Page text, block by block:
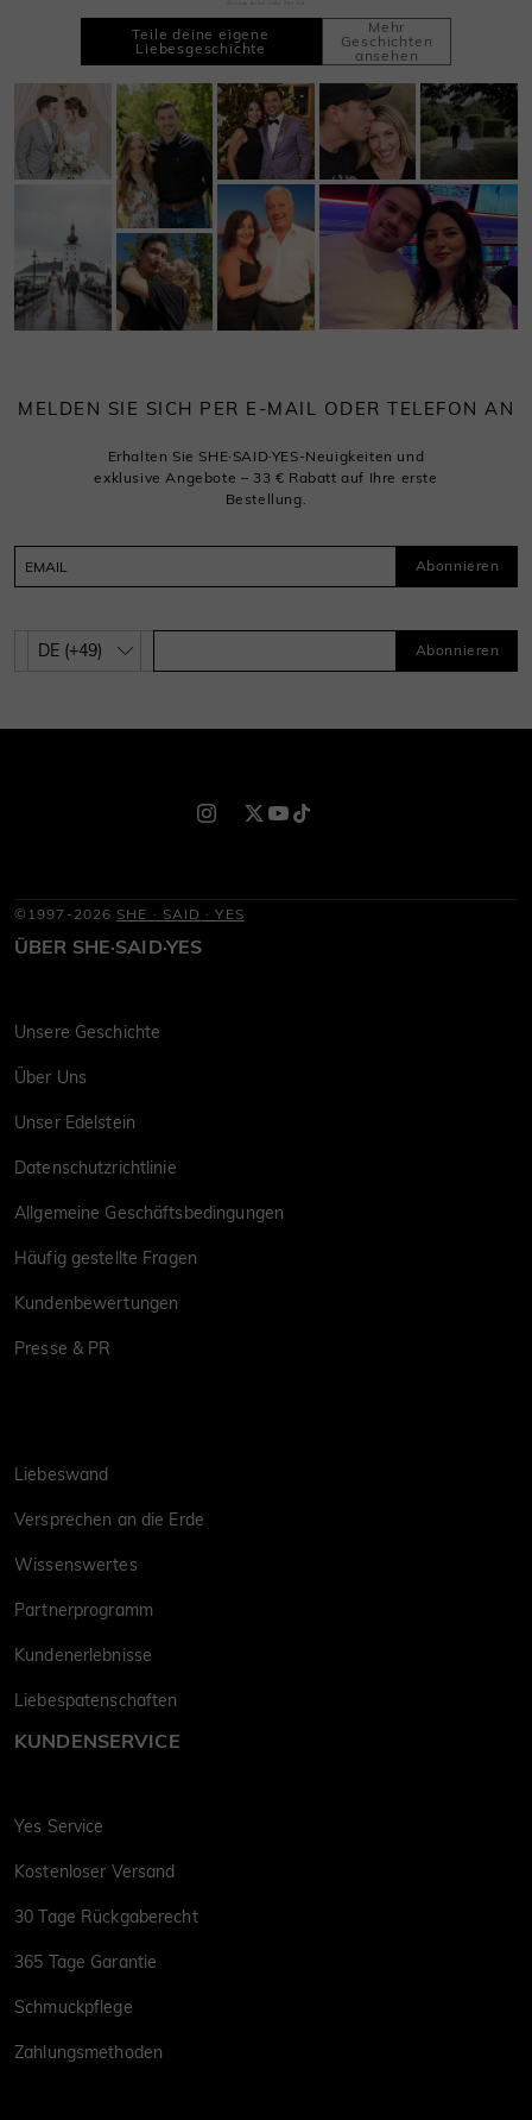
Teile deine eigene
Liebesgeschichte
Mehr
Geschichten
ansehen
MELDEN SIE SICH PER E-MAIL ODER TELEFON AN
Erhalten Sie SHE·SAID·YES-Neuigkeiten und
exklusive Angebote – 33 € Rabatt auf Ihre erste
Bestellung.
Abonnieren
Abonnieren
©1997-2026 SHE · SAID · YES
ÜBER SHE·SAID·YES
Unsere Geschichte
Über Uns
Unser Edelstein
Datenschutzrichtlinie
Allgemeine Geschäftsbedingungen
Häufig gestellte Fragen
Kundenbewertungen
Presse & PR
Liebeswand
Versprechen an die Erde
Wissenswertes
Partnerprogramm
Kundenerlebnisse
Liebespatenschaften
KUNDENSERVICE
Yes Service
Kostenloser Versand
30 Tage Rückgaberecht
365 Tage Garantie
Schmuckpflege
Zahlungsmethoden